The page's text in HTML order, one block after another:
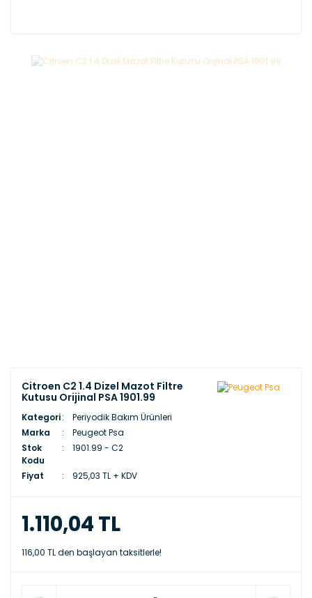
Citroen C2 1.4 Dizel Mazot Filtre
Kutusu Orijinal PSA 1901.99
Kategori
Periyodik Bakım Ürünleri
Marka
Peugeot Psa
Stok
Kodu
1901.99 - C2
Fiyat 925,03 TL + KDV
1.110,04 TL
116,00 TL den başlayan taksitlerle!